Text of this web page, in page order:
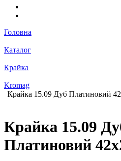
Головна
Каталог
Крайка
Kromag
Крайка 15.09 Дуб Платиновий
Крайка 15.09
Платиновий